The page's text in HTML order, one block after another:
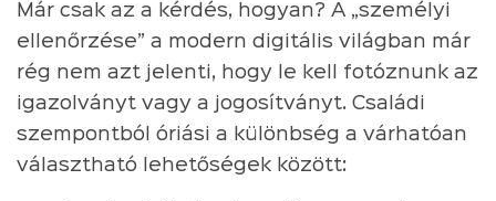
Már csak az a kérdés, hogyan? A „személyi
ellenőrzése” a modern digitális világban már
rég nem azt jelenti, hogy le kell fotóznunk az
igazolványt vagy a jogosítványt. Családi
szempontból óriási a különbség a várhatóan
választható lehetőségek között: